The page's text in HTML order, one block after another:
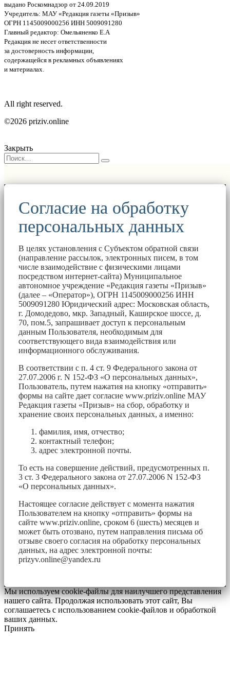
выдано Роскомнадзор от 24.09.2019
Учредитель: МАУ «Редакция газеты «Призыв»
ОГРН 1145009000256 ИНН 5009091280
Главный редактор: Омельяненко Е.А
Редакция не несет ответственности
за достоверность информации,
содержащейся в рекламных объявлениях
и материалах.
All right reserved.
©2026 priziv.online
Закрыть
Согласие на обработку
персональных данных
В целях установления с Субъектом обратной связи
(направление рассылок, электронных писем, в том
числе взаимодействие с физическими лицами
посредством интернет-сайта) Муниципальное
автономное учреждение «Редакция газеты «Призыв»
(далее – «Оператор»), ОГРН 1145009000256 ИНН
5009091280 Юридический адрес: Московская область,
г. Домодедово, мкр. Западный, Каширское шоссе, д.
70, пом.5, запрашивает доступ к персональным
данным Пользователя, необходимым для
соответствующего вида взаимодействия или
информационного обслуживания.
В соответствии с п. 4 ст. 9 Федерального закона от
27.07.2006 г. N 152-ФЗ «О персональных данных»,
Пользователь, путем нажатия на кнопку «отправить»
формы на сайте дает согласие www.priziv.online МАУ
Редакция газеты «Призыв» на сбор, обработку и
хранение своих персональных данных, а именно:
фамилия, имя, отчество;
контактный телефон;
адрес электронной почты.
То есть на совершение действий, предусмотренных п.
3 ст. 3 Федерального закона от 27.07.2006 N 152-ФЗ
«О персональных данных».
Настоящее согласие действует с момента нажатия
Пользователем на кнопку «отправить» формы на
сайте www.priziv.online, сроком 6 (шесть) месяцев и
может быть отозвано, путем направления письма об
отзыве своего согласия на обработку персональных
данных, на адрес электронной почты:
prizyv.online@yandex.ru
Мы используем cookie-файлы для наилучшего представления
нашего сайта. Продолжая использовать этот сайт, Вы
соглашаетесь с использованием cookie-файлов и обработкой
ваших данных.
Принять